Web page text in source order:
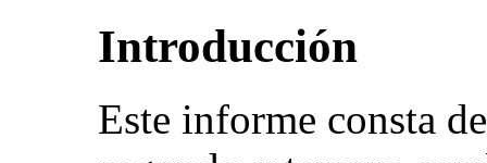
Introducción
Este informe consta